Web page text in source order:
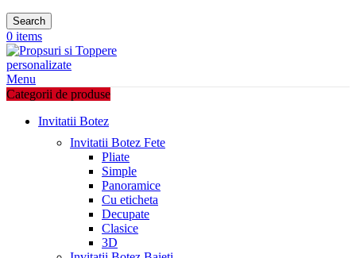
Search
0 items
Menu
Categorii de produse
Invitatii Botez
Invitatii Botez Fete
Pliate
Simple
Panoramice
Cu eticheta
Decupate
Clasice
3D